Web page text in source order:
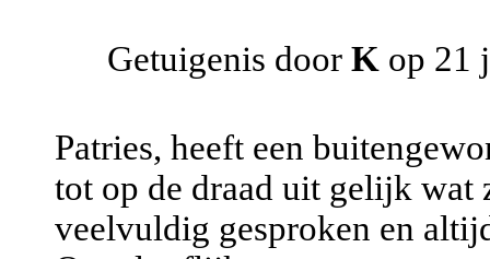
Getuigenis door K op 21
Patries, heeft een
tot op de draad uit gelijk wat
veelvuldig gesproken en